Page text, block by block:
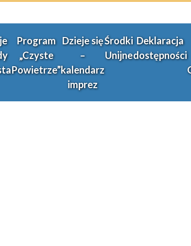
Program
„Czyste
Powietrze”
Dzieje się
–
kalendarz
imprez
Środki
Unijne
Deklaracja
dostępności